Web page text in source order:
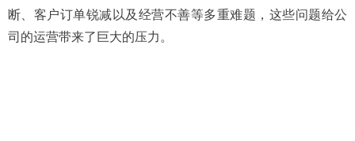
断、客户订单锐减以及经营不善等多重难题，这些问题给公
司的运营带来了巨大的压力。